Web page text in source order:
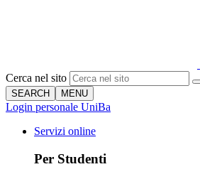
Cerca nel sito
SEARCH MENU
Login personale UniBa
Servizi online
Per Studenti